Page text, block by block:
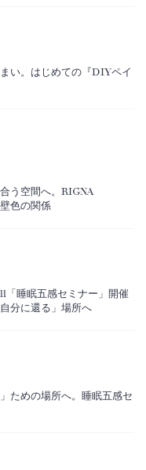
い。はじめての『DIYペイ
う空間へ。RIGNA
色の関係
睡眠五感セミナー」開催
分に還る」場所へ
ための場所へ。睡眠五感セ